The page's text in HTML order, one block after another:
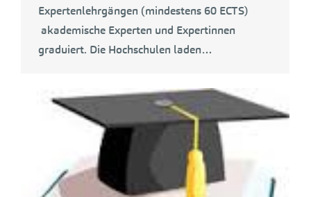
Expertenlehrgängen (mindestens 60 ECTS)
akademische Experten und Expertinnen
graduiert. Die Hochschulen laden…